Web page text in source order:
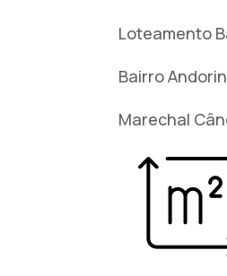
Loteamento
Bairro
Marechal